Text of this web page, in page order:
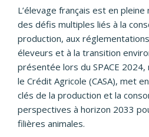
L’élevage français est en
des défis multiples liés à la
production, aux
éleveurs et à la transition
présentée lors du SPACE 2024,
le Crédit Agricole (CASA), met
clés de la production et la
perspectives à horizon 2033
filières animales.